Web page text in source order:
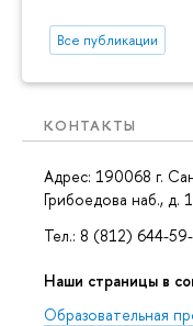
Все публикации
КОНТАКТЫ
Адрес: 190068 г.
Грибоедова наб., д.
Тел.: 8 (812) 644-
Наши страницы в
Образовательная